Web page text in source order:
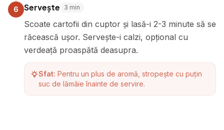
6 Servește 3 min
Scoate cartofii din cuptor și lasă-i 2-3 minute să se
răcească ușor. Servește-i calzi, opțional cu
verdeață proaspătă deasupra.
Sfat: Pentru un plus de aromă, stropește cu puțin
suc de lămâie înainte de servire.